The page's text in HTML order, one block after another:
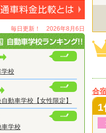
毎日更新！ 2026年8月6日
校
動車学校【女性限定】
学校
合
1